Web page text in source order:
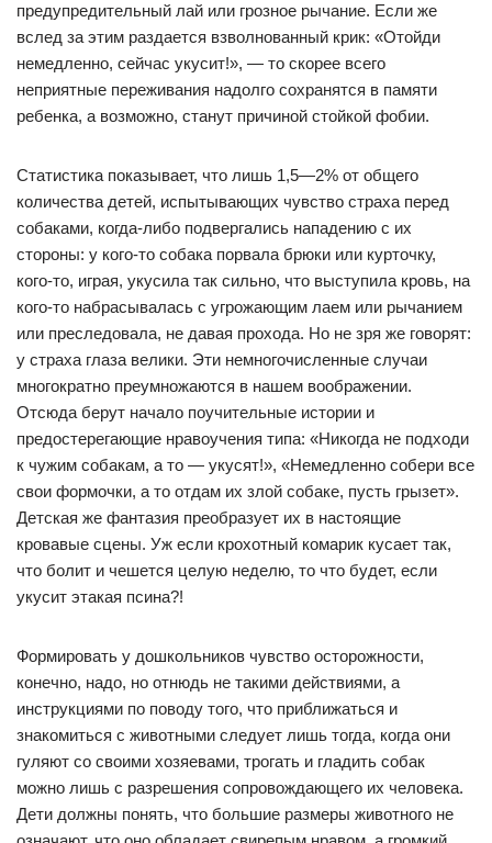
предупредительный лай или грозное рычание. Если же
вслед за этим раздается взволнованный крик: «Отойди
немедленно, сейчас укусит!», — то скорее всего
неприятные переживания надолго сохранятся в памяти
ребенка, а возможно, станут причиной стойкой фобии.
Статистика показывает, что лишь 1,5—2% от общего
количества детей, испытывающих чувство страха перед
собаками, когда-либо подвергались нападению с их
стороны: у кого-то собака порвала брюки или курточку,
кого-то, играя, укусила так сильно, что выступила кровь, на
кого-то набрасывалась с угрожающим лаем или рычанием
или преследовала, не давая прохода. Но не зря же говорят:
у страха глаза велики. Эти немногочисленные случаи
многократно преумножаются в нашем воображении.
Отсюда берут начало поучительные истории и
предостерегающие нравоучения типа: «Никогда не подходи
к чужим собакам, а то — укусят!», «Немедленно собери все
свои формочки, а то отдам их злой собаке, пусть грызет».
Детская же фантазия преобразует их в настоящие
кровавые сцены. Уж если крохотный комарик кусает так,
что болит и чешется целую неделю, то что будет, если
укусит этакая псина?!
Формировать у дошкольников чувство осторожности,
конечно, надо, но отнюдь не такими действиями, а
инструкциями по поводу того, что приближаться и
знакомиться с животными следует лишь тогда, когда они
гуляют со своими хозяевами, трогать и гладить собак
можно лишь с разрешения сопровождающего их человека.
Дети должны понять, что большие размеры животного не